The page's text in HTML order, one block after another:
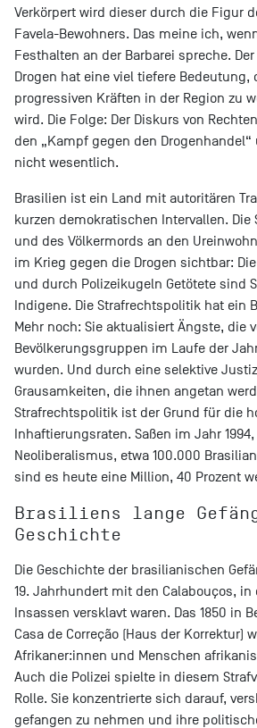
Verkörpert wird dieser durch die Figur
Favela-Bewohners. Das meine ich,
Festhalten an der Barbarei spreche.
Drogen hat eine viel tiefere Bedeutung,
progressiven Kräften in der Region zu
wird. Die Folge: Der Diskurs von
den „Kampf gegen den
nicht wesentlich.
Brasilien ist ein Land mit autoritären
kurzen demokratischen Intervallen. Die
und des Völkermords an den
im Krieg gegen die Drogen sichtbar:
und durch Polizeikugeln Getötete sind
Indigene. Die Strafrechtspolitik hat ein
Mehr noch: Sie aktualisiert Ängste, die
Bevölkerungsgruppen im Laufe der
wurden. Und durch eine selektive
Grausamkeiten, die ihnen angetan
Strafrechtspolitik ist der Grund für die
Inhaftierungsraten. Saßen im Jahr
Neoliberalismus, etwa 100.000
sind es heute eine Million, 40 Prozent
Brasiliens lange
Geschichte
Die Geschichte der brasilianischen
19. Jahrhundert mit den Calabouços, in
Insassen versklavt waren. Das 1850 in
Casa de Correção (Haus der Korrektur)
Afrikaner:innen und Menschen
Auch die Polizei spielte in diesem
Rolle. Sie konzentrierte sich darauf,
gefangen zu nehmen und ihre